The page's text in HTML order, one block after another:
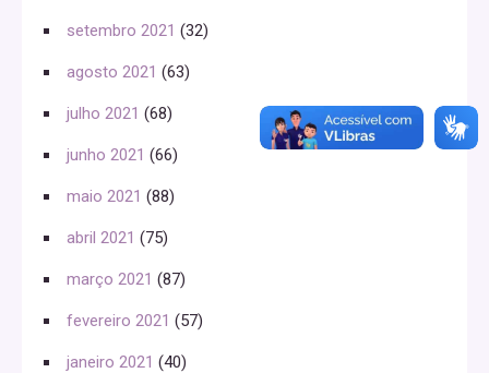
setembro 2021 (32)
agosto 2021 (63)
julho 2021 (68)
junho 2021 (66)
maio 2021 (88)
abril 2021 (75)
março 2021 (87)
fevereiro 2021 (57)
janeiro 2021 (40)